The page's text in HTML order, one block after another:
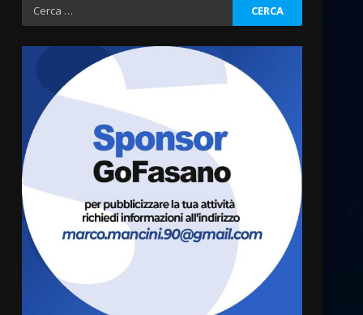
Ricerca
per:
Savelletri in festa, domani
sera grande spettacolo con
Uccio De Santis
8 Agosto 2026 07:30
4
Politiche Giovanili e Mobilità
Sostenibile: premiati gli
studenti universitari del
bando “La strada giusta”
8 Agosto 2026 07:15
“I Contestatori: Musica di
Rivoluzione”: nuovo